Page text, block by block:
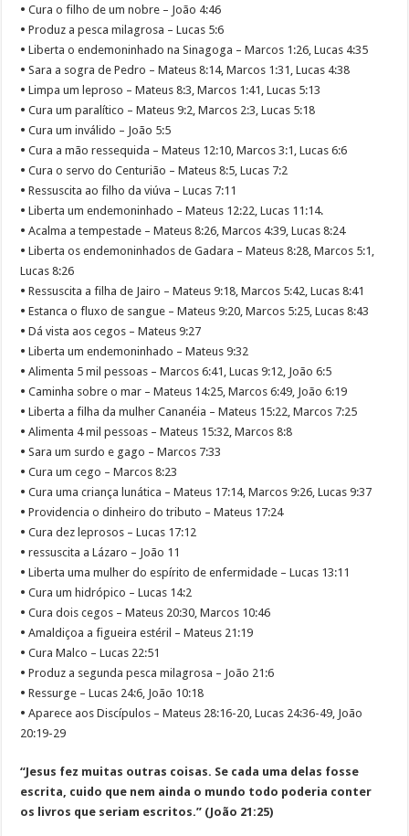
•Cura o filho de um nobre – João 4:46
•Produz a pesca milagrosa – Lucas 5:6
•Liberta o endemoninhado na Sinagoga – Marcos 1:26, Lucas 4:35
•Sara a sogra de Pedro – Mateus 8:14, Marcos 1:31, Lucas 4:38
•Limpa um leproso – Mateus 8:3, Marcos 1:41, Lucas 5:13
•Cura um paralítico – Mateus 9:2, Marcos 2:3, Lucas 5:18
•Cura um inválido – João 5:5
•Cura a mão ressequida – Mateus 12:10, Marcos 3:1, Lucas 6:6
•Cura o servo do Centurião – Mateus 8:5, Lucas 7:2
•Ressuscita ao filho da viúva – Lucas 7:11
•Liberta um endemoninhado – Mateus 12:22, Lucas 11:14.
•Acalma a tempestade – Mateus 8:26, Marcos 4:39, Lucas 8:24
•Liberta os endemoninhados de Gadara – Mateus 8:28, Marcos 5:1,
Lucas 8:26
•Ressuscita a filha de Jairo – Mateus 9:18, Marcos 5:42, Lucas 8:41
•Estanca o fluxo de sangue – Mateus 9:20, Marcos 5:25, Lucas 8:43
•Dá vista aos cegos – Mateus 9:27
•Liberta um endemoninhado – Mateus 9:32
•Alimenta 5 mil pessoas – Marcos 6:41, Lucas 9:12, João 6:5
•Caminha sobre o mar – Mateus 14:25, Marcos 6:49, João 6:19
•Liberta a filha da mulher Cananéia – Mateus 15:22, Marcos 7:25
•Alimenta 4 mil pessoas – Mateus 15:32, Marcos 8:8
•Sara um surdo e gago – Marcos 7:33
•Cura um cego – Marcos 8:23
•Cura uma criança lunática – Mateus 17:14, Marcos 9:26, Lucas 9:37
•Providencia o dinheiro do tributo – Mateus 17:24
•Cura dez leprosos – Lucas 17:12
•ressuscita a Lázaro – João 11
•Liberta uma mulher do espírito de enfermidade – Lucas 13:11
•Cura um hidrópico – Lucas 14:2
•Cura dois cegos – Mateus 20:30, Marcos 10:46
•Amaldiçoa a figueira estéril – Mateus 21:19
•Cura Malco – Lucas 22:51
•Produz a segunda pesca milagrosa – João 21:6
•Ressurge – Lucas 24:6, João 10:18
•Aparece aos Discípulos – Mateus 28:16-20, Lucas 24:36-49, João
20:19-29
“Jesus fez muitas outras coisas. Se cada uma delas fosse
escrita, cuido que nem ainda o mundo todo poderia conter
os livros que seriam escritos.” (João 21:25)